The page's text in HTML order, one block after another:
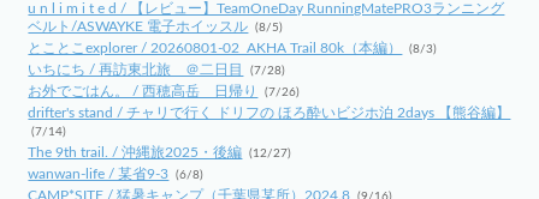
u n l i m i t e d / 【レビュー】TeamOneDay RunningMatePRO3ランニング
ベルト/ASWAYKE 電子ホイッスル (8/5)
とことこexplorer / 20260801-02_AKHA Trail 80k（本編） (8/3)
いちにち / 再訪東北旅 ＠二日目 (7/28)
お外でごはん。 / 西穂高岳 日帰り (7/26)
drifter's stand / チャリで行く ドリフの ほろ酔いビジホ泊 2days 【熊谷編】
(7/14)
The 9th trail. / 沖縄旅2025・後編 (12/27)
wanwan-life / 某省9-3 (6/8)
CAMP*SITE / 猛暑キャンプ（千葉県某所）2024.8